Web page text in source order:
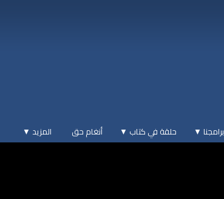
برامجنا ▼ حلقة في كتاب ▼ أنغام حق المزيد ▼